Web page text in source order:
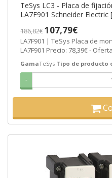
TeSys LC3 - Placa de
LA7F901 Schneider Electric
186,82€107,79€
LA7F901 | TeSys Placa de
LA7F901 Precio: 78,39€ -
GamaTeSys Tipo de producto
-